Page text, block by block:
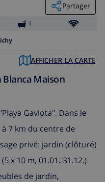
Partager
1
AFFICHER LA CARTE
Blanca Maison
Gaviota". Dans le
7 km du centre de
privé: jardin (clôturé)
x 10 m, 01.01.-31.12.)
de jardin,